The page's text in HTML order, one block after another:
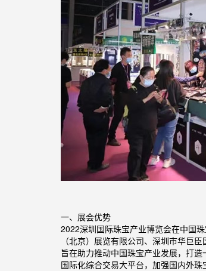
一、展会优势
2022深圳国际珠宝产业博览会在中国
（北京）展览有限公司、深圳市华巨
旨在助力推动中国珠宝产业发展，打
国际化综合交易大平台，加强国内外